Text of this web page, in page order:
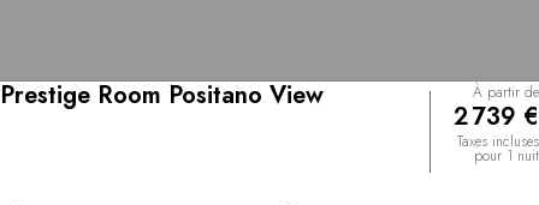
Prestige Room Positano View À partir de
2 739 €
Taxes incluses
pour 1 nuit